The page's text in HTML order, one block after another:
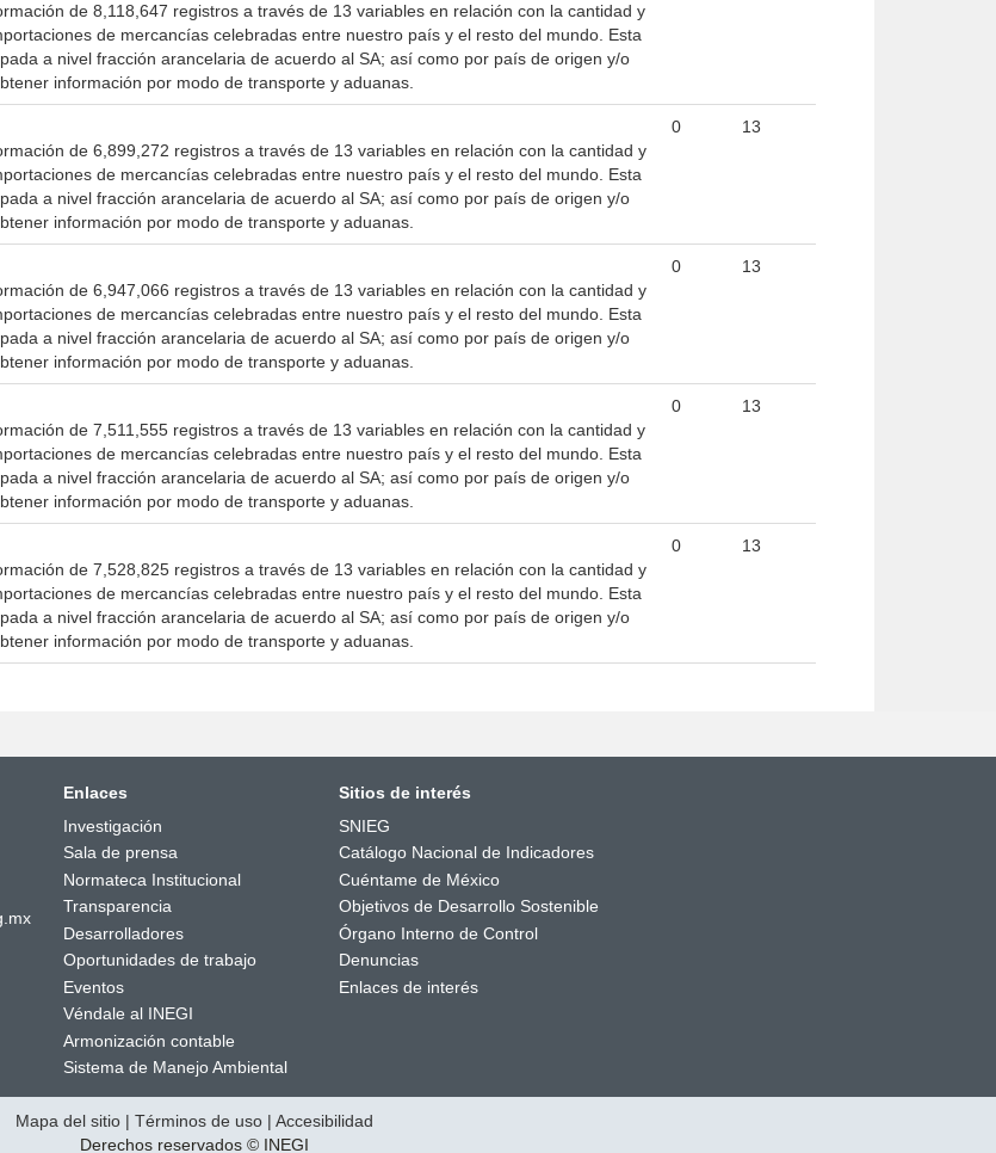
de 8,118,647 registros a través de 13 variables en relación con la cantidad y
de mercancías celebradas entre nuestro país y el resto del mundo. Esta
a nivel fracción arancelaria de acuerdo al SA; así como por país de origen y/o
información por modo de transporte y aduanas.
de 6,899,272 registros a través de 13 variables en relación con la cantidad y
de mercancías celebradas entre nuestro país y el resto del mundo. Esta
a nivel fracción arancelaria de acuerdo al SA; así como por país de origen y/o
información por modo de transporte y aduanas.
0 13
de 6,947,066 registros a través de 13 variables en relación con la cantidad y
de mercancías celebradas entre nuestro país y el resto del mundo. Esta
a nivel fracción arancelaria de acuerdo al SA; así como por país de origen y/o
información por modo de transporte y aduanas.
0 13
de 7,511,555 registros a través de 13 variables en relación con la cantidad y
de mercancías celebradas entre nuestro país y el resto del mundo. Esta
a nivel fracción arancelaria de acuerdo al SA; así como por país de origen y/o
información por modo de transporte y aduanas.
0 13
de 7,528,825 registros a través de 13 variables en relación con la cantidad y
de mercancías celebradas entre nuestro país y el resto del mundo. Esta
a nivel fracción arancelaria de acuerdo al SA; así como por país de origen y/o
información por modo de transporte y aduanas.
0 13
Enlaces
Investigación
Sala de prensa
Normateca Institucional
Transparencia
Desarrolladores
Oportunidades de trabajo
Eventos
Véndale al INEGI
Armonización contable
Sistema de Manejo Ambiental
Sitios de interés
SNIEG
Catálogo Nacional de Indicadores
Cuéntame de México
Objetivos de Desarrollo Sostenible
Órgano Interno de Control
Denuncias
Enlaces de interés
Mapa del sitio | Términos de uso | Accesibilidad
Derechos reservados © INEGI